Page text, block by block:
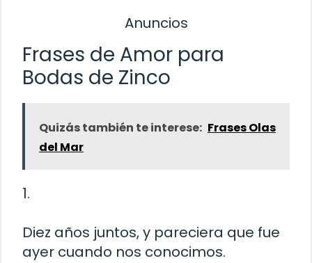
Anuncios
Frases de Amor para
Bodas de Zinco
Quizás también te interese: Frases Olas
del Mar
1.
Diez años juntos, y pareciera que fue
ayer cuando nos conocimos.